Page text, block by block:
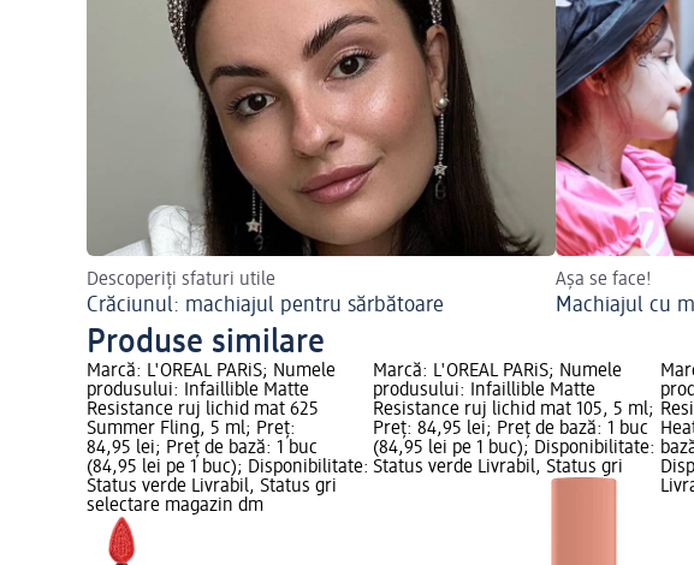
Descoperiți sfaturi utile
Crăciunul: machiajul pentru sărbătoare
Așa se face!
Machiajul cu
Produse similare
Marcă: L'ORÉAL PARiS; Numele
produsului: Infaillible Matte
Resistance ruj lichid mat 625
Summer Fling, 5 ml; Preț:
84,95 lei; Preț de bază: 1 buc
(84,95 lei pe 1 buc); Disponibilitate:
Status verde Livrabil, Status gri
selectare magazin dm
Marcă: L'ORÉAL PARiS; Numele
produsului: Infaillible Matte
Resistance ruj lichid mat 105, 5 ml;
Preț: 84,95 lei; Preț de bază: 1 buc
(84,95 lei pe 1 buc); Disponibilitate:
Status verde Livrabil, Status gri